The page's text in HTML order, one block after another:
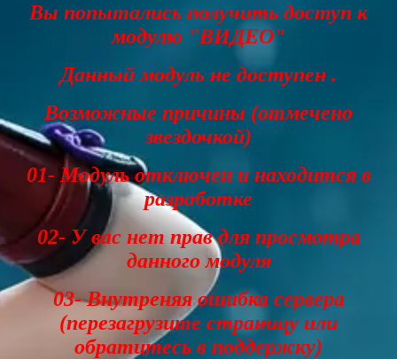
Вы попытались получить доступ к
модулю "ВИДЕО"
Данный модуль не доступен .
Возможные причины (отмечено
звездочкой)
01- Модуль отключен и находится в
разработке
02- У вас нет прав для просмотра
данного модуля
03- Внутреняя ошибка сервера
(перезагрузите страницу или
обратитесь в поддержку)